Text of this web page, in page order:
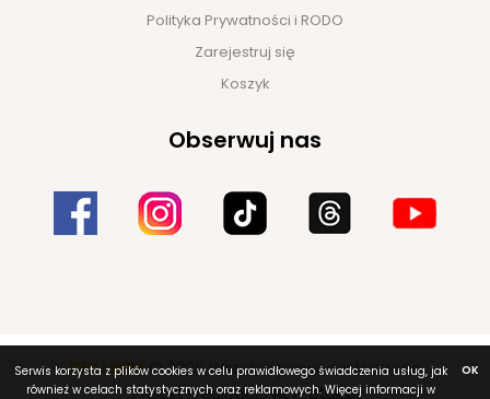
Serwis korzysta z plików cookies w celu prawidłowego świadczenia usług, jak
również w celach statystycznych oraz reklamowych. Więcej informacji w
OK
Polityka Prywatności i RODO
Zarejestruj się
Koszyk
Obserwuj nas
DEK MEBLE© 2026 Wszelkie prawa zastrzeżone
Projekt i realizacjaNET-atak.pl